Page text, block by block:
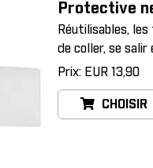
Protective
Réutilisables,
de coller, se salir
Prix: EUR 13,90
CHOISIR